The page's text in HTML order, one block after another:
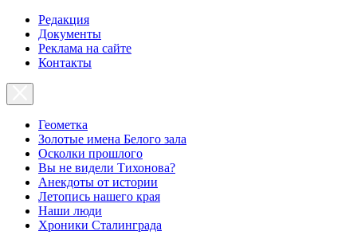
Редакция
Документы
Реклама на сайте
Контакты
Геометка
Золотые имена Белого зала
Осколки прошлого
Вы не видели Тихонова?
Анекдоты от истории
Летопись нашего края
Наши люди
Хроники Сталинграда